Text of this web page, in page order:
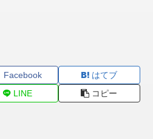
Facebook
はてブ
LINE コピー